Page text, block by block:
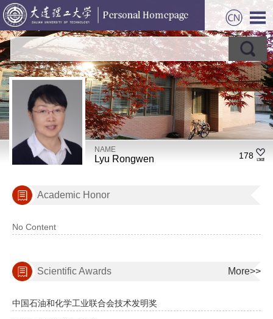
NAME
Lyu Rongwen 178
Academic Honor
No Content
Scientific Awards More>>
中国石油和化学工业联合会技术发明奖